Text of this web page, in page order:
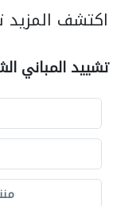
اكتشف المزيد
تشييد المباني